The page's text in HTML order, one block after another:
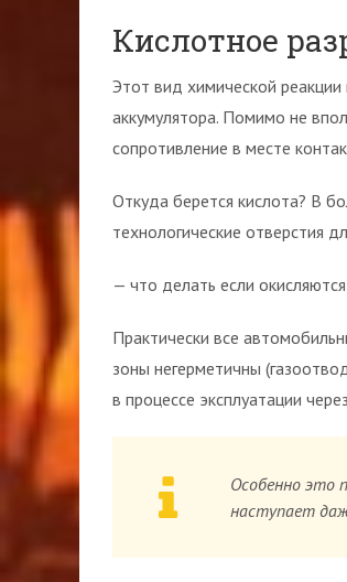
Кислотное
Этот вид химической
аккумулятора. Помимо не
сопротивление в месте
Откуда берется кислота? В
технологические отверстия
— что делать если
Практически все
зоны негерметичны
в процессе эксплуатации
Особенно это
наступает